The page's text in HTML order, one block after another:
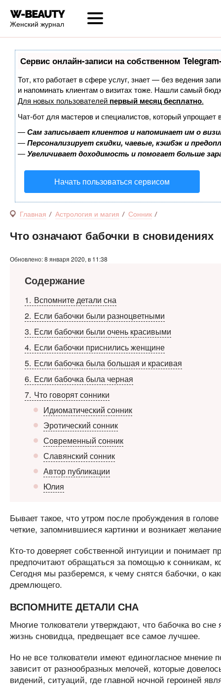
Женский журнал
Сервис онлайн-записи на собственном
Тот, кто работает в сфере услуг, знает — без ведения
и напоминать клиентам о визитах тоже. Нашли самый
Для новых пользователей первый месяц бесплатно.
Чат-бот для мастеров и специалистов, который упрощает
—Сам записывает клиентов и напоминает им о
—Персонализирует скидки, чаевые, кэшбэк и
—Увеличивает доходимость и помогает больше
Начать пользоваться сервисом
Главная Астрология и магия Сонник
Что означают бабочки в сновидениях
Обновлено: 8 января 2020, в 11:38
Содержание
1
Вспомните детали сна
2 Если бабочки были разноцветными
3 Если бабочки были очень красивыми
4 Если бабочки приснились женщине
5 Если бабочка была большая и красивая
6 Если бабочка была черная
7 Что говорят сонники
Идиоматический сонник
Эротический сонник
Современный сонник
Славянский сонник
Автор публикации
Юлия
Бывает такое, что утром после пробуждения в
четкие, запомнившиеся картинки и возникает
Кто-то доверяет собственной интуиции и
предпочитают обращаться за помощью к сонникам,
Сегодня мы разберемся, к чему снятся бабочки, о
дремлющего.
ВСПОМНИТЕ ДЕТАЛИ СНА
Многие толкователи утверждают, что бабочка во
жизнь сновидца, предвещает все самое лучшее.
Но не все толкователи имеют единогласное мнение
зависит от разнообразных мелочей, которые
видений, ситуаций, где главной ночной героиней